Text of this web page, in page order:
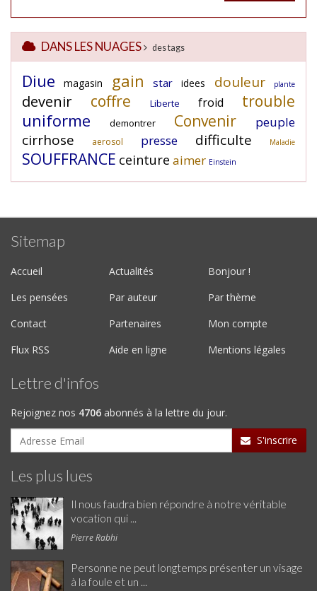
DANS LES NUAGES des tags
Diue magasin gain star idees douleur plante
devenir coffre Liberte froid trouble
uniforme demontrer Convenir peuple
cirrhose aerosol presse difficulte Maladie
SOUFFRANCE ceinture aimer Einstein
Sitemap
Accueil Actualités
Bonjour !
Les pensées
Par auteur
Par thème
Contact
Partenaires
Mon compte
Flux RSS
Aide en ligne Mentions légales
Lettre d'infos
Rejoignez nos 4706 abonnés à la lettre du jour.
S'inscrire
Les plus lues
Il nous faudra bien répondre à notre véritable
vocation qui ...
Pierre Rabhi
Personne ne peut longtemps présenter un visage
à la foule et un ...